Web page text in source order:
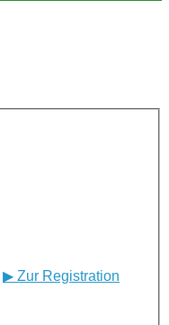
▶ Zur Registration